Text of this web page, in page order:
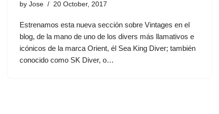
by Jose 20 October, 2017
Estrenamos esta nueva sección sobre Vintages en el
blog, de la mano de uno de los divers más llamativos e
icónicos de la marca Orient, él Sea King Diver; también
conocido como SK Diver, o…